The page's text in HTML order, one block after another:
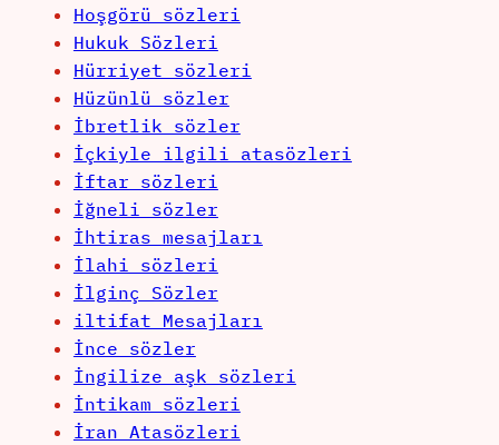
Hoşgörü sözleri
Hukuk Sözleri
Hürriyet sözleri
Hüzünlü sözler
İbretlik sözler
İçkiyle ilgili atasözleri
İftar sözleri
İğneli sözler
İhtiras mesajları
İlahi sözleri
İlginç Sözler
iltifat Mesajları
İnce sözler
İngilize aşk sözleri
İntikam sözleri
İran Atasözleri